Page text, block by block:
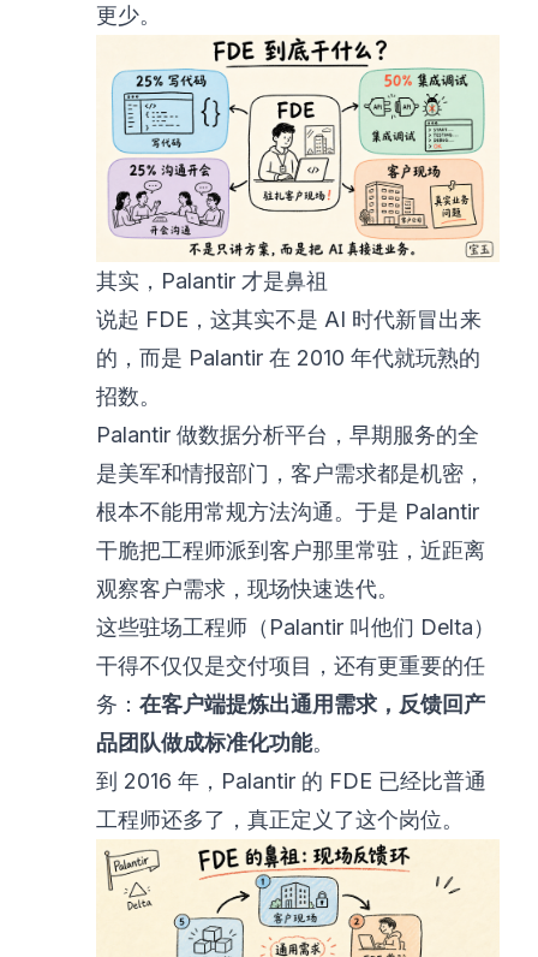
更少。
其实，Palantir 才是鼻祖
说起 FDE，这其实不是 AI 时代新冒出来
的，而是 Palantir 在 2010 年代就玩熟的
招数。
Palantir 做数据分析平台，早期服务的全
是美军和情报部门，客户需求都是机密，
根本不能用常规方法沟通。于是 Palantir
干脆把工程师派到客户那里常驻，近距离
观察客户需求，现场快速迭代。
这些驻场工程师（Palantir 叫他们 Delta）
干得不仅仅是交付项目，还有更重要的任
务： 在客户端提炼出通用需求，反馈回产
品团队做成标准化功能。
到 2016 年，Palantir 的 FDE 已经比普通
工程师还多了，真正定义了这个岗位。